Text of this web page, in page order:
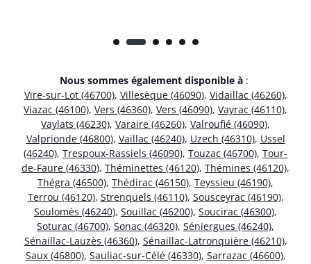
Nous sommes également disponible à :
Vire-sur-Lot (46700), Villesèque (46090), Vidaillac (46260),
Viazac (46100), Vers (46360), Vers (46090), Vayrac (46110),
Vaylats (46230), Varaire (46260), Valroufié (46090),
Valprionde (46800), Vaillac (46240), Uzech (46310), Ussel
(46240), Trespoux-Rassiels (46090), Touzac (46700), Tour-
de-Faure (46330), Théminettes (46120), Thémines (46120),
Thégra (46500), Thédirac (46150), Teyssieu (46190),
Terrou (46120), Strenquels (46110), Sousceyrac (46190),
Soulomès (46240), Souillac (46200), Soucirac (46300),
Soturac (46700), Sonac (46320), Séniergues (46240),
Sénaillac-Lauzès (46360), Sénaillac-Latronquière (46210),
Saux (46800), Sauliac-sur-Célé (46330), Sarrazac (46600),